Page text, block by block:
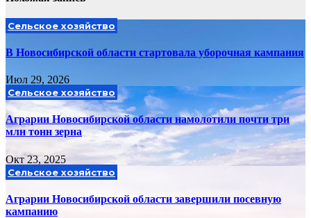
Сельское хозяйство
В Новосибирской области стартовала уборочная кампания
Июл 29, 2026
Сельское хозяйство
Аграрии Новосибирской области намолотили почти три
млн тонн зерна
Окт 23, 2025
Сельское хозяйство
Аграрии Новосибирской области завершили посевную
кампанию